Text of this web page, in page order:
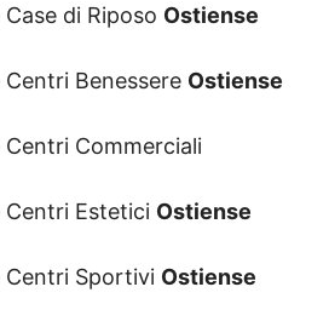
di Riposo Ostiense
Benessere Ostiense
Centri Commerciali
Centri Estetici Ostiense
Centri Sportivi Ostiense